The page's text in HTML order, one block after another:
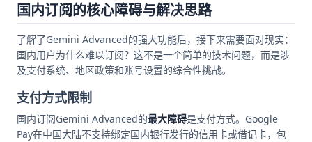
国内订阅的核心障碍与解决思路
了解了Gemini Advanced的强大功能后，接下来需要面对现实：
国内用户为什么难以订阅？这不是一个简单的技术问题，而是涉
及支付系统、地区政策和账号设置的综合性挑战。
支付方式限制
国内订阅Gemini Advanced的最大障碍是支付方式。Google
Pay在中国大陆不支持绑定国内银行发行的信用卡或借记卡，包